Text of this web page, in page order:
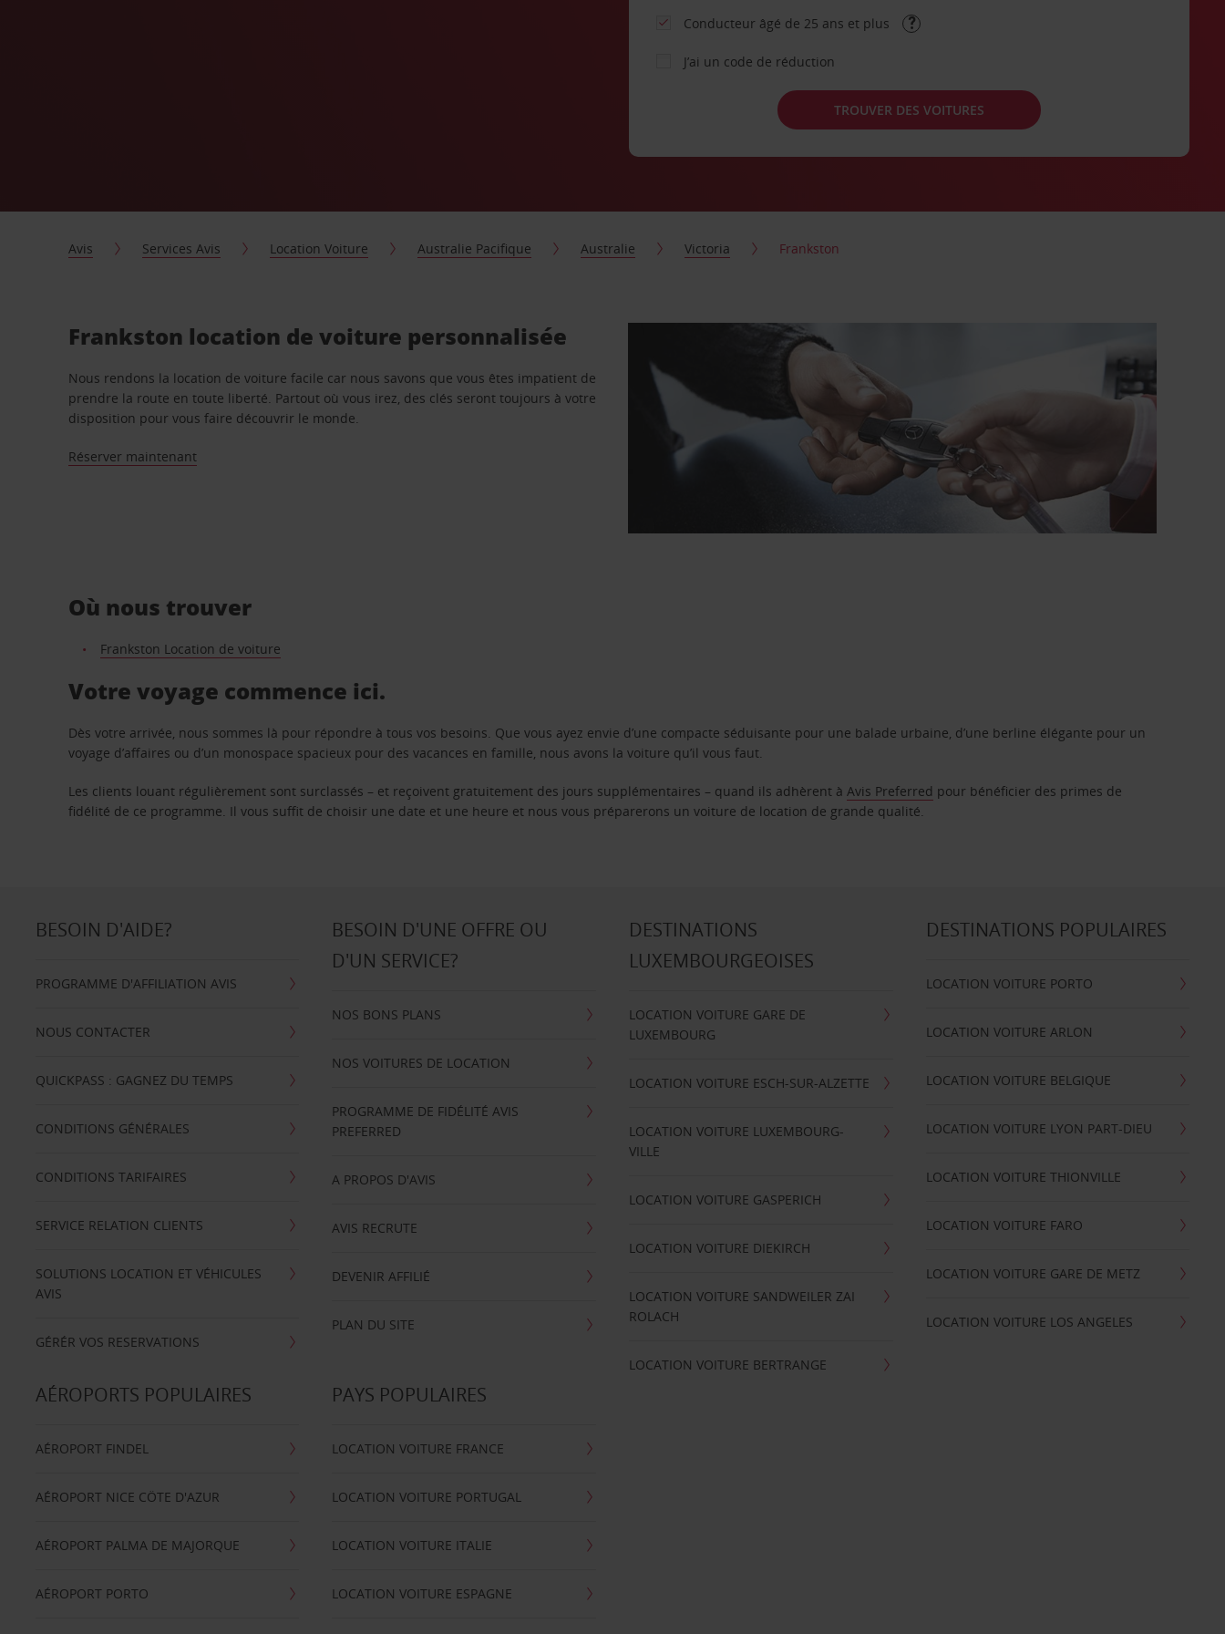
Conducteur âgé de 25 ans et plus
J’ai un code de réduction
TROUVER DES VOITURES
Avis Services Avis Location Voiture Australie Pacifique Australie Victoria Frankston
Frankston location de voiture personnalisée
Nous rendons la location de voiture facile car nous savons que vous êtes impatient de
prendre la route en toute liberté. Partout où vous irez, des clés seront toujours à votre
disposition pour vous faire découvrir le monde.
Réserver maintenant
Où nous trouver
Frankston Location de voiture
Votre voyage commence ici.
Dès votre arrivée, nous sommes là pour répondre à tous vos besoins. Que vous ayez envie d’une compacte séduisante pour une balade urbaine, d’une berline élégante pour un
voyage d’affaires ou d’un monospace spacieux pour des vacances en famille, nous avons la voiture qu’il vous faut.
Les clients louant régulièrement sont surclassés – et reçoivent gratuitement des jours supplémentaires – quand ils adhèrent àAvis Preferred pour bénéficier des primes de
fidélité de ce programme. Il vous suffit de choisir une date et une heure et nous vous préparerons un voiture de location de grande qualité.
BESOIN D'AIDE?
PROGRAMME D'AFFILIATION AVIS
NOUS CONTACTER
QUICKPASS : GAGNEZ DU TEMPS
CONDITIONS GÉNÉRALES
CONDITIONS TARIFAIRES
SERVICE RELATION CLIENTS
SOLUTIONS LOCATION ET VÉHICULES
AVIS
GÉRÉR VOS RESERVATIONS
BESOIN D'UNE OFFRE OU
D'UN SERVICE?
NOS BONS PLANS
NOS VOITURES DE LOCATION
PROGRAMME DE FIDÉLITÉ AVIS
PREFERRED
A PROPOS D'AVIS
AVIS RECRUTE
DEVENIR AFFILIÉ
PLAN DU SITE
DESTINATIONS
LUXEMBOURGEOISES
LOCATION VOITURE GARE DE
LUXEMBOURG
LOCATION VOITURE ESCH-SUR-ALZETTE
LOCATION VOITURE LUXEMBOURG-
VILLE
LOCATION VOITURE GASPERICH
LOCATION VOITURE DIEKIRCH
LOCATION VOITURE SANDWEILER ZAI
ROLACH
LOCATION VOITURE BERTRANGE
DESTINATIONS POPULAIRES
LOCATION VOITURE PORTO
LOCATION VOITURE ARLON
LOCATION VOITURE BELGIQUE
LOCATION VOITURE LYON PART-DIEU
LOCATION VOITURE THIONVILLE
LOCATION VOITURE FARO
LOCATION VOITURE GARE DE METZ
LOCATION VOITURE LOS ANGELES
AÉROPORTS POPULAIRES
AÉROPORT FINDEL
AÉROPORT NICE CÖTE D'AZUR
AÉROPORT PALMA DE MAJORQUE
AÉROPORT PORTO
PAYS POPULAIRES
LOCATION VOITURE FRANCE
LOCATION VOITURE PORTUGAL
LOCATION VOITURE ITALIE
LOCATION VOITURE ESPAGNE